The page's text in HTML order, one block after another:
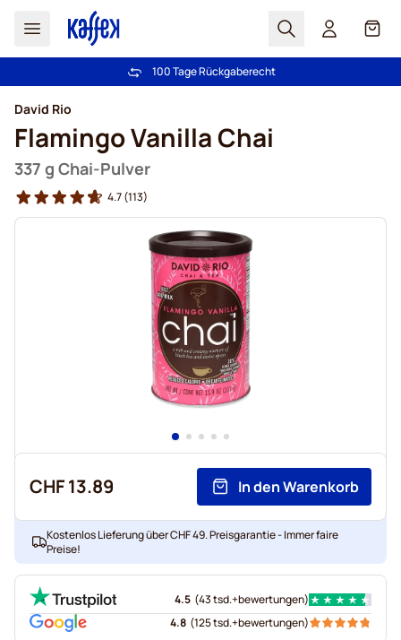
Suchen Cart
Kostenlos Lieferung über CHF 49
100 Tage Rückgaberecht
David Rio
Flamingo Vanilla Chai
337 g Chai-Pulver
4.7(113)
CHF 13.89 In den Warenkorb
Kostenlos Lieferung über CHF 49. Preisgarantie - Immer faire
Preise!
4.5 (43 tsd.+bewertungen)
4.8 (125 tsd.+bewertungen)